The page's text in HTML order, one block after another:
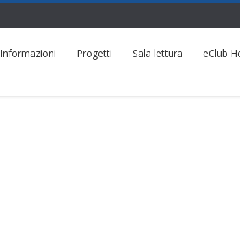
Informazioni Progetti Sala lettura eClub